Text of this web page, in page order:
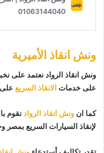
ونش انقاذ الأميرية
ونش انقاذ الرواد نعتمد على
على خدمات الانقاذ السريع
كما ان ونش انقاذ الرواد نقوم
لإنقاذ السيارات السريع بمصر